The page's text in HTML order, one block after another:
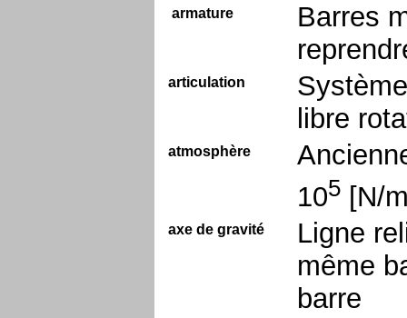
armature
Barres
articulation
libre
atmosphère
105 [N/
axe de gravité
Ligne
même
barre